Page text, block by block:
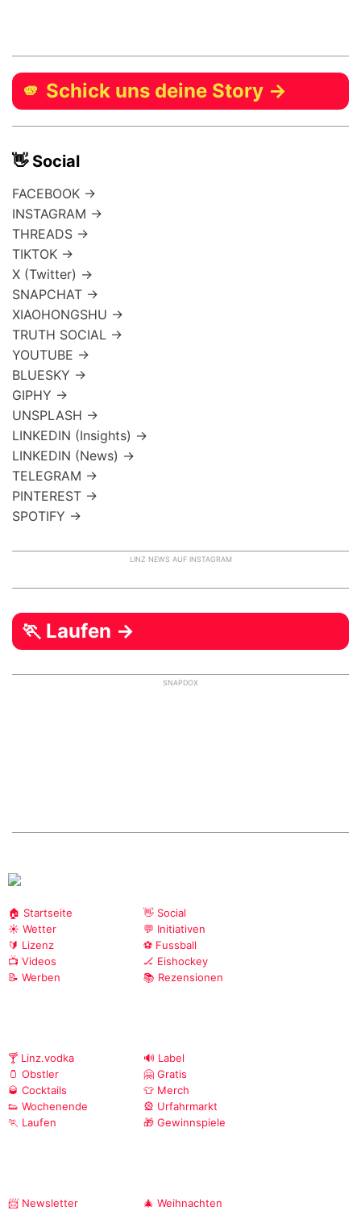
🫵 Schick uns deine Story →
👋 Social
FACEBOOK →
INSTAGRAM →
THREADS →
TIKTOK →
X (Twitter) →
SNAPCHAT →
XIAOHONGSHU →
TRUTH SOCIAL →
YOUTUBE →
BLUESKY →
GIPHY →
UNSPLASH →
LINKEDIN (Insights) →
LINKEDIN (News) →
TELEGRAM →
PINTEREST →
SPOTIFY →
LINZ NEWS AUF INSTAGRAM
🏃 Laufen →
SNAPDOX
🏠 Startseite
☀️ Wetter
🔰 Lizenz
📺 Videos
📝 Werben
👋 Social
💬 Initiativen
⚽ Fussball
🏒 Eishockey
📚 Rezensionen
🍸 Linz.vodka
🫙 Obstler
🥃 Cocktails
👟 Wochenende
🏃 Laufen
🔊 Label
🤗 Gratis
👕 Merch
🎡 Urfahrmarkt
🎁 Gewinnspiele
📨 Newsletter
🎄 Weihnachten